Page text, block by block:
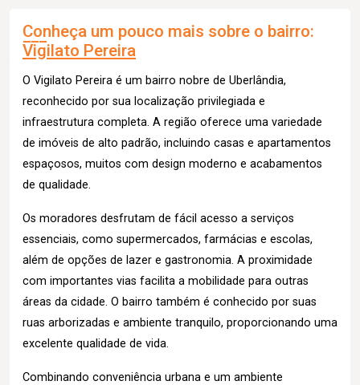
Conheça um pouco mais sobre o bairro:
Vigilato Pereira
O Vigilato Pereira é um bairro nobre de Uberlândia,
reconhecido por sua localização privilegiada e
infraestrutura completa. A região oferece uma variedade
de imóveis de alto padrão, incluindo casas e apartamentos
espaçosos, muitos com design moderno e acabamentos
de qualidade.
Os moradores desfrutam de fácil acesso a serviços
essenciais, como supermercados, farmácias e escolas,
além de opções de lazer e gastronomia. A proximidade
com importantes vias facilita a mobilidade para outras
áreas da cidade. O bairro também é conhecido por suas
ruas arborizadas e ambiente tranquilo, proporcionando uma
excelente qualidade de vida.
Combinando conveniência urbana e um ambiente